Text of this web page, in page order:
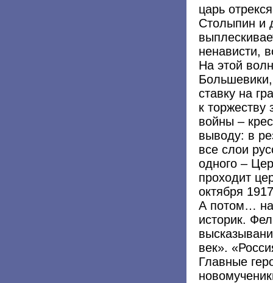
царь
Столыпин и
ненависти,
На этой
ставку на
к торжеству
войны –
выводу: в
все слои
одного –
проходит
октября
А потом…
историк.
век».
Главные